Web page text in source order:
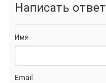
Написать ответ
Имя
Email